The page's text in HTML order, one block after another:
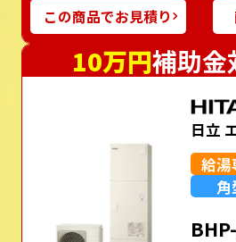
この商品でお見積り
10万円補助金
日立
給湯
角